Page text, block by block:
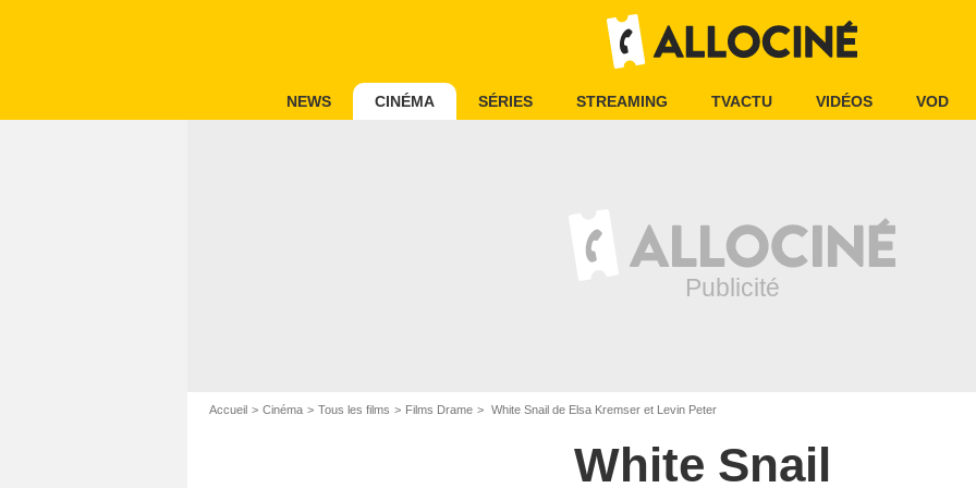
NEWS CINÉMA SÉRIES STREAMING TVACTU VIDÉOS VOD
Accueil Cinéma Tous les films Films Drame White Snail de Elsa Kremser et Levin Peter
White Snail